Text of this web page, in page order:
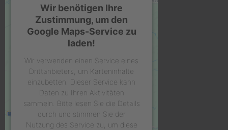
Wir benötigen Ihre
Zustimmung, um den
Google Maps-Service zu
laden!
Wir verwenden einen Service eines
Drittanbieters, um Karteninhalte
einzubetten. Dieser Service kann
Daten zu Ihren Aktivitäten
sammeln. Bitte lesen Sie die Details
durch und stimmen Sie der
Nutzung des Service zu, um diese